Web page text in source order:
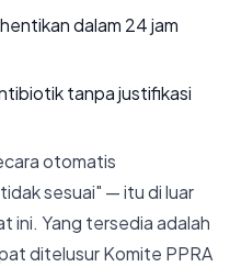
dalam 24 jam
tanpa justifikasi
otomatis
sesuai" — itu di luar
ini. Yang tersedia adalah
ditelusur Komite PPRA